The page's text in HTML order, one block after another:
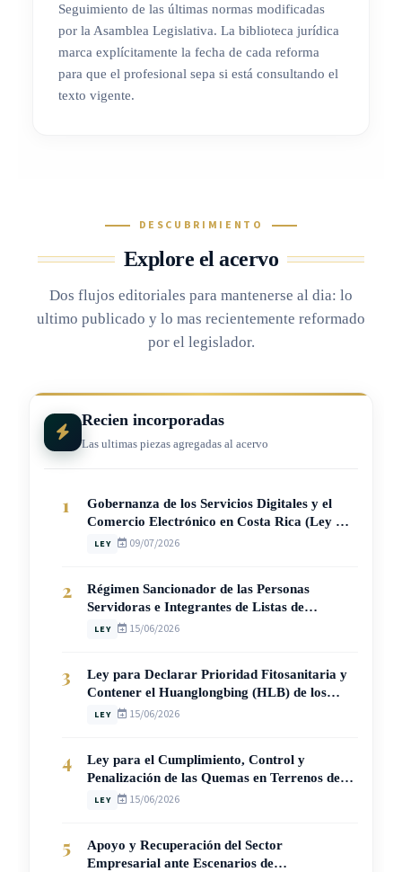
Seguimiento de las últimas normas modificadas
por la Asamblea Legislativa. La biblioteca jurídica
marca explícitamente la fecha de cada reforma
para que el profesional sepa si está consultando el
texto vigente.
DESCUBRIMIENTO
Explore el acervo
Dos flujos editoriales para mantenerse al dia: lo
ultimo publicado y lo mas recientemente reformado
por el legislador.
Recien incorporadas
Las ultimas piezas agregadas al acervo
1
Gobernanza de los Servicios Digitales y el
Comercio Electrónico en Costa Rica (Ley N.°
10946)
LEY 09/07/2026
2
Régimen Sancionador de las Personas
Servidoras e Integrantes de Listas de
Suplentes, Elegibles y Meritorias del Poder
LEY 15/06/2026
3
Ley para Declarar Prioridad Fitosanitaria y
Contener el Huanglongbing (HLB) de los
Cítricos en Costa Rica (Ley N° 10950)
LEY 15/06/2026
4
Ley para el Cumplimiento, Control y
Penalización de las Quemas en Terrenos de
Aptitud Agrícola y Pecuaria (Ley N° 10942)
LEY 15/06/2026
5
Apoyo y Recuperación del Sector
Empresarial ante Escenarios de